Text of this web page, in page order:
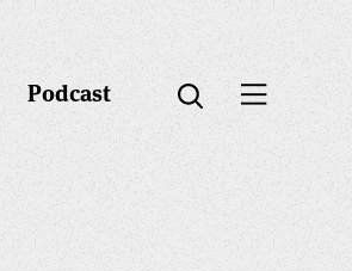
Podcast Öppna sök
Öppna menyn